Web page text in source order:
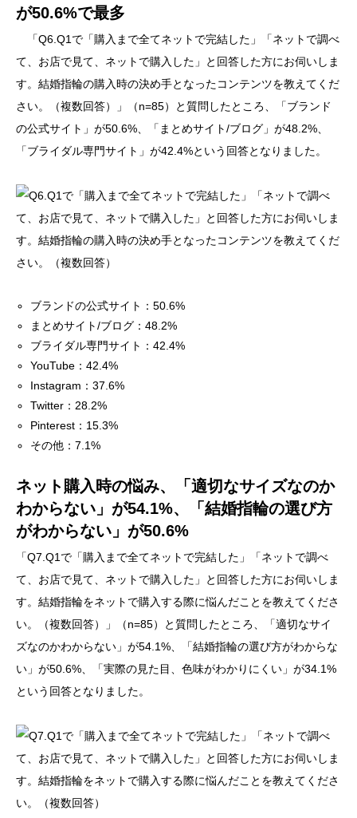
が50.6%で最多
「Q6.Q1で「購入まで全てネットで完結した」「ネットで調べ
て、お店で見て、ネットで購入した」と回答した方にお伺いしま
す。結婚指輪の購入時の決め手となったコンテンツを教えてくだ
さい。（複数回答）」（n=85）と質問したところ、「ブランド
の公式サイト」が50.6%、「まとめサイト/ブログ」が48.2%、
「ブライダル専門サイト」が42.4%という回答となりました。
ブランドの公式サイト：50.6%
まとめサイト/ブログ：48.2%
ブライダル専門サイト：42.4%
YouTube：42.4%
Instagram：37.6%
Twitter：28.2%
Pinterest：15.3%
その他：7.1%
ネット購入時の悩み、「適切なサイズなのか
わからない」が54.1%、「結婚指輪の選び方
がわからない」が50.6%
「Q7.Q1で「購入まで全てネットで完結した」「ネットで調べ
て、お店で見て、ネットで購入した」と回答した方にお伺いしま
す。結婚指輪をネットで購入する際に悩んだことを教えてくださ
い。（複数回答）」（n=85）と質問したところ、「適切なサイ
ズなのかわからない」が54.1%、「結婚指輪の選び方がわからな
い」が50.6%、「実際の見た目、色味がわかりにくい」が34.1%
という回答となりました。